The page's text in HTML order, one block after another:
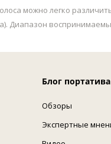
можно легко
Диапазон
Блог портатива
Обзоры
Экспертные